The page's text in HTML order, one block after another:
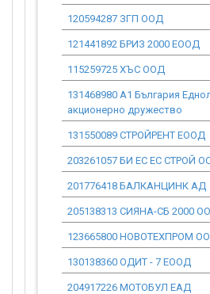
120594287 ЗГП ООД
121441892 БРИЗ 2000 ЕООД
115259725 ХЪС ООД
131468980 А1 България
акционерно дружество
131550089 СТРОЙРЕНТ ЕООД
203261057 БИ ЕС ЕС СТРОЙ
201776418 БАЛКАНЦИНК AД
205138313 СИЯНА-СБ 2000
123665800 НОВОТЕХПРОМ
130138360 ОДИТ - 7 ЕООД
204917226 МОТОБУЛ ЕАД